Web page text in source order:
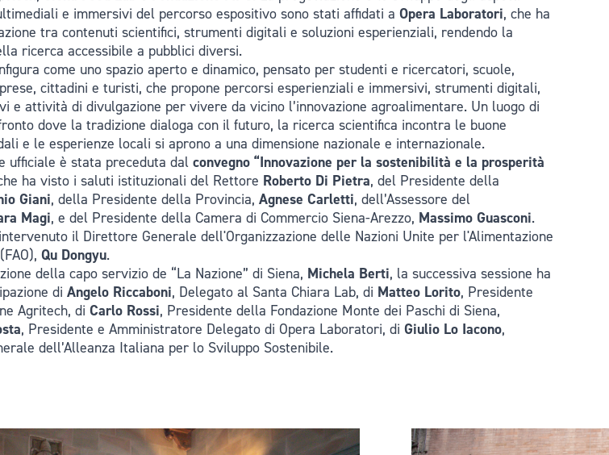
e immersivi del percorso espositivo sono stati affidati a Opera Laboratori, che ha
tra contenuti scientifici, strumenti digitali e soluzioni esperienziali, rendendo la
ricerca accessibile a pubblici diversi.
come uno spazio aperto e dinamico, pensato per studenti e ricercatori, scuole,
cittadini e turisti, che propone percorsi esperienziali e immersivi, strumenti digitali,
e attività di divulgazione per vivere da vicino l’innovazione agroalimentare. Un luogo di
dove la tradizione dialoga con il futuro, la ricerca scientifica incontra le buone
e le esperienze locali si aprono a una dimensione nazionale e internazionale.
ufficiale è stata preceduta dal convegno “Innovazione per la sostenibilità e la prosperità
ha visto i saluti istituzionali del Rettore Roberto Di Pietra, del Presidente della
Giani, della Presidente della Provincia, Agnese Carletti, dell’Assessore del
Magi, e del Presidente della Camera di Commercio Siena-Arezzo, Massimo Guasconi.
il Direttore Generale dell'Organizzazione delle Nazioni Unite per l'Alimentazione
Qu Dongyu.
della capo servizio de “La Nazione” di Siena, Michela Berti, la successiva sessione ha
di Angelo Riccaboni, Delegato al Santa Chiara Lab, di Matteo Lorito, Presidente
Agritech, di Carlo Rossi, Presidente della Fondazione Monte dei Paschi di Siena,
, Presidente e Amministratore Delegato di Opera Laboratori, di Giulio Lo Iacono,
dell’Alleanza Italiana per lo Sviluppo Sostenibile.